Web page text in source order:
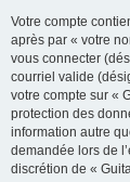
Votre compte
après par « votre
vous connecter
courriel valide
votre compte sur «
protection des
information autre
demandée lors de
discrétion de «